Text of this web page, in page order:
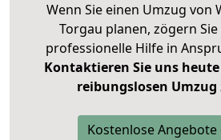
Wenn Sie einen Umzug von
Torgau planen, zögern
professionelle Hilfe in
Kontaktieren Sie uns heute
reibungslosen Umzug
Kostenlose